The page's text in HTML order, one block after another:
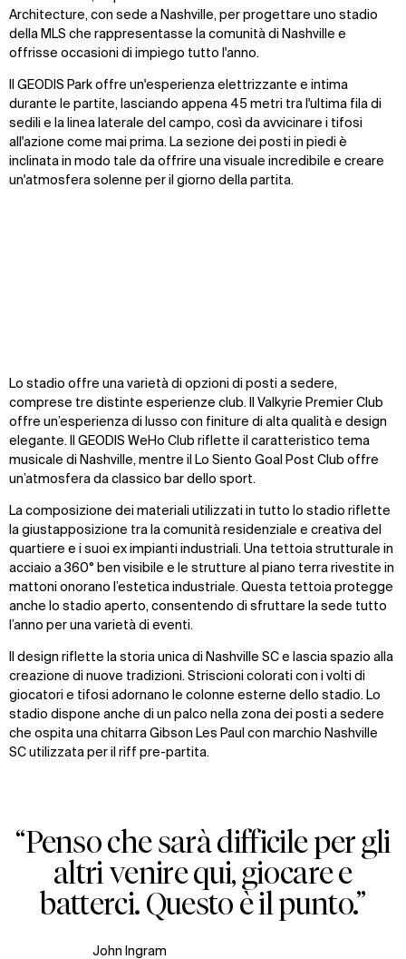
Architecture, con sede a Nashville, per progettare uno stadio
della MLS che rappresentasse la comunità di Nashville e
offrisse occasioni di impiego tutto l'anno.
Il GEODIS Park offre un'esperienza elettrizzante e intima
durante le partite, lasciando appena 45 metri tra l'ultima fila di
sedili e la linea laterale del campo, così da avvicinare i tifosi
all'azione come mai prima. La sezione dei posti in piedi è
inclinata in modo tale da offrire una visuale incredibile e creare
un'atmosfera solenne per il giorno della partita.
Zoom
Zoom
Zoom
Lo stadio offre una varietà di opzioni di posti a sedere,
comprese tre distinte esperienze club. Il Valkyrie Premier Club
offre un’esperienza di lusso con finiture di alta qualità e design
elegante. Il GEODIS WeHo Club riflette il caratteristico tema
musicale di Nashville, mentre il Lo Siento Goal Post Club offre
un’atmosfera da classico bar dello sport.
La composizione dei materiali utilizzati in tutto lo stadio riflette
la giustapposizione tra la comunità residenziale e creativa del
quartiere e i suoi ex impianti industriali. Una tettoia strutturale in
acciaio a 360° ben visibile e le strutture al piano terra rivestite in
mattoni onorano l’estetica industriale. Questa tettoia protegge
anche lo stadio aperto, consentendo di sfruttare la sede tutto
l’anno per una varietà di eventi.
Il design riflette la storia unica di Nashville SC e lascia spazio alla
creazione di nuove tradizioni. Striscioni colorati con i volti di
giocatori e tifosi adornano le colonne esterne dello stadio. Lo
stadio dispone anche di un palco nella zona dei posti a sedere
che ospita una chitarra Gibson Les Paul con marchio Nashville
SC utilizzata per il riff pre-partita.
“Penso che sarà difficile per gli
altri venire qui, giocare e
batterci. Questo è il punto.”
John Ingram